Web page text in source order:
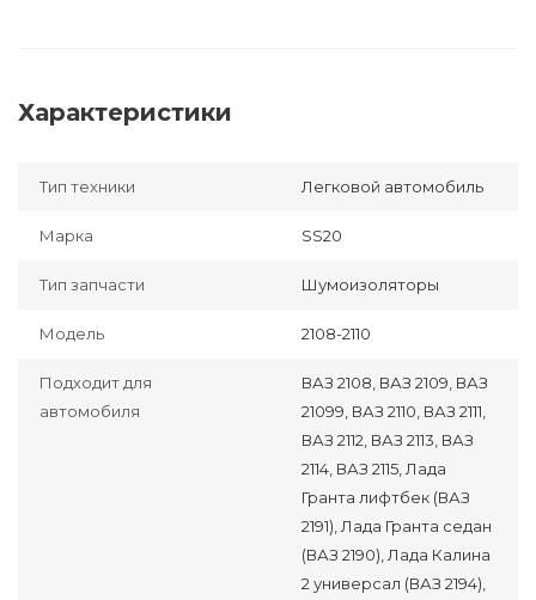
Характеристики
Тип техники Легковой автомобиль
Марка SS20
Тип запчасти Шумоизоляторы
Модель 2108-2110
Подходит для
автомобиля
ВАЗ 2108, ВАЗ 2109, ВАЗ
21099, ВАЗ 2110, ВАЗ 2111,
ВАЗ 2112, ВАЗ 2113, ВАЗ
2114, ВАЗ 2115, Лада
Гранта лифтбек (ВАЗ
2191), Лада Гранта седан
(ВАЗ 2190), Лада Калина
2 универсал (ВАЗ 2194),